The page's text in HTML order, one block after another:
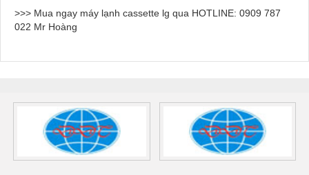
>>> Mua ngay máy lạnh cassette lg qua HOTLINE: 0909 787
022 Mr Hoàng